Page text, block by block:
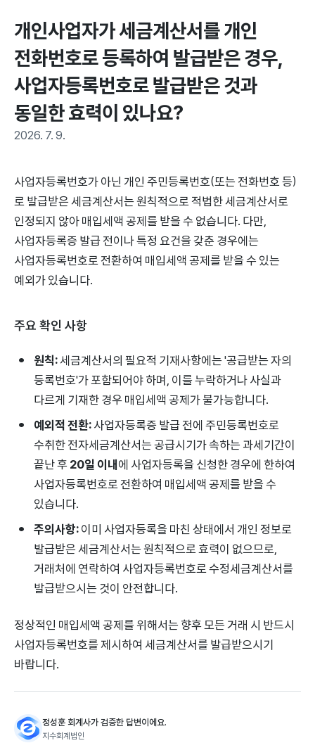
개인사업자가 세금계산서를 개인
전화번호로 등록하여 발급받은 경우,
사업자등록번호로 발급받은 것과
동일한 효력이 있나요?
2026. 7. 9.
사업자등록번호가 아닌 개인 주민등록번호(또는 전화번호 등)
로 발급받은 세금계산서는 원칙적으로 적법한 세금계산서로
인정되지 않아 매입세액 공제를 받을 수 없습니다. 다만,
사업자등록증 발급 전이나 특정 요건을 갖춘 경우에는
사업자등록번호로 전환하여 매입세액 공제를 받을 수 있는
예외가 있습니다.
주요 확인 사항
원칙:세금계산서의 필요적 기재사항에는 '공급받는 자의
등록번호'가 포함되어야 하며, 이를 누락하거나 사실과
다르게 기재한 경우 매입세액 공제가 불가능합니다.
예외적 전환:사업자등록증 발급 전에 주민등록번호로
수취한 전자세금계산서는 공급시기가 속하는 과세기간이
끝난 후20일 이내에 사업자등록을 신청한 경우에 한하여
사업자등록번호로 전환하여 매입세액 공제를 받을 수
있습니다.
주의사항:이미 사업자등록을 마친 상태에서 개인 정보로
발급받은 세금계산서는 원칙적으로 효력이 없으므로,
거래처에 연락하여 사업자등록번호로 수정세금계산서를
발급받으시는 것이 안전합니다.
정상적인 매입세액 공제를 위해서는 향후 모든 거래 시 반드시
사업자등록번호를 제시하여 세금계산서를 발급받으시기
바랍니다.
정성훈 회계사가 검증한 답변이에요.
지수회계법인